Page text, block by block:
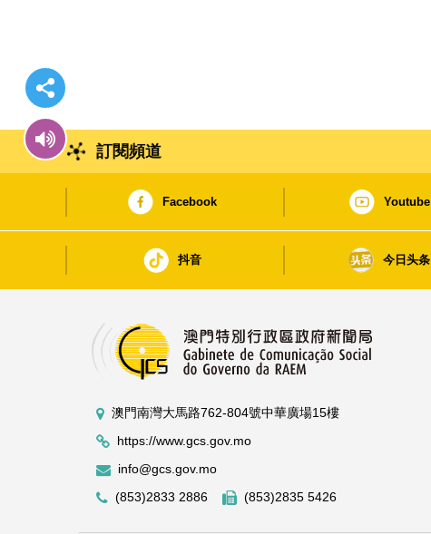
訂閱頻道
Facebook Youtube
抖音 今日头条
澳門南灣大馬路762-804號中華廣場15樓
https://www.gcs.gov.mo
info@gcs.gov.mo
(853)2833 2886
(853)2835 5426